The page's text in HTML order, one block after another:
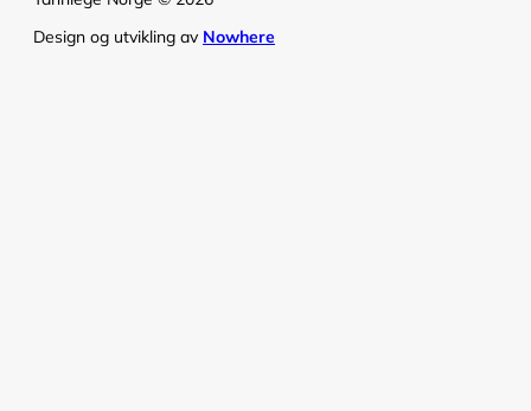
Design og utvikling av Nowhere